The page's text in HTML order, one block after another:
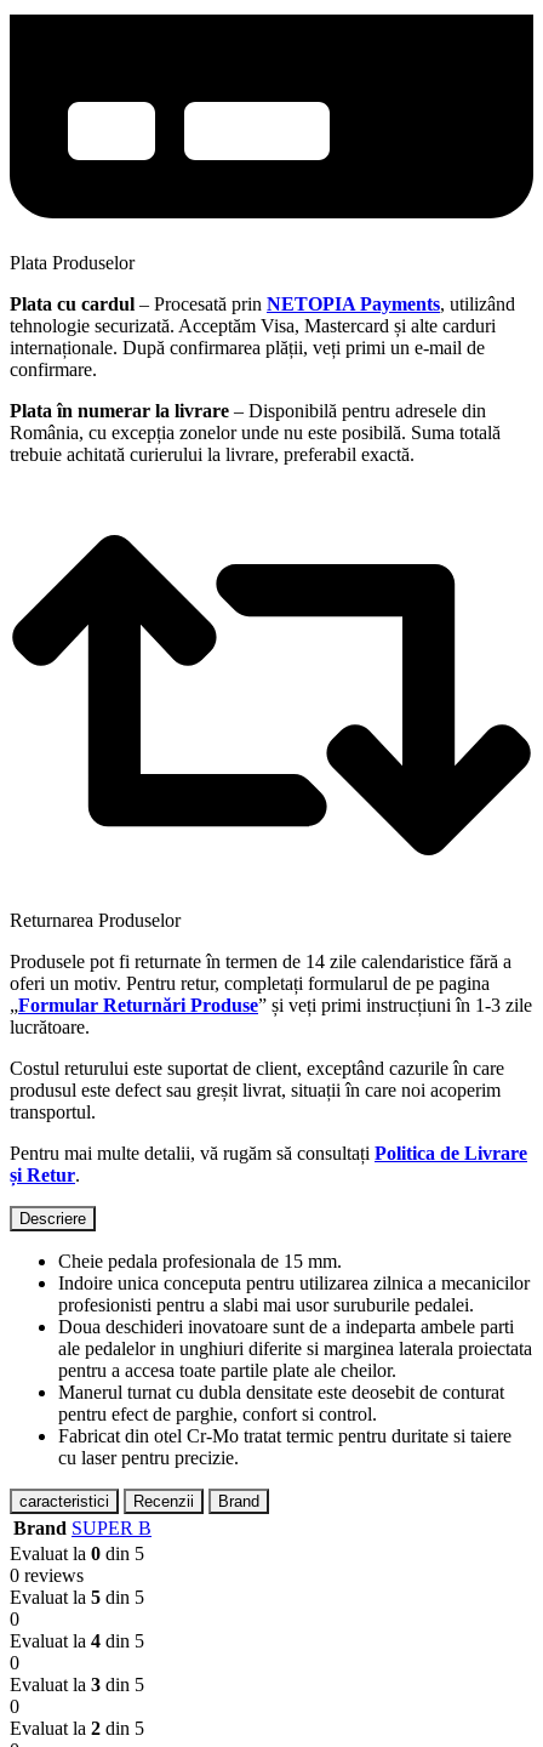
Plata Produselor
Plata cu cardul – Procesată prin NETOPIA Payments, utilizând
tehnologie securizată. Acceptăm Visa, Mastercard și alte carduri
internaționale. După confirmarea plății, veți primi un e-mail de
confirmare.
Plata în numerar la livrare – Disponibilă pentru adresele din
România, cu excepția zonelor unde nu este posibilă. Suma totală
trebuie achitată curierului la livrare, preferabil exactă.
Returnarea Produselor
Produsele pot fi returnate în termen de 14 zile calendaristice fără a
oferi un motiv. Pentru retur, completați formularul de pe pagina
„Formular Returnări Produse” și veți primi instrucțiuni în 1-3 zile
lucrătoare.
Costul returului este suportat de client, exceptând cazurile în care
produsul este defect sau greșit livrat, situații în care noi acoperim
transportul.
Pentru mai multe detalii, vă rugăm să consultați Politica de Livrare
și Retur.
Descriere
Cheie pedala profesionala de 15 mm.
Indoire unica conceputa pentru utilizarea zilnica a mecanicilor
profesionisti pentru a slabi mai usor suruburile pedalei.
Doua deschideri inovatoare sunt de a indeparta ambele parti
ale pedalelor in unghiuri diferite si marginea laterala proiectata
pentru a accesa toate partile plate ale cheilor.
Manerul turnat cu dubla densitate este deosebit de conturat
pentru efect de parghie, confort si control.
Fabricat din otel Cr-Mo tratat termic pentru duritate si taiere
cu laser pentru precizie.
caracteristici Recenzii Brand
Brand SUPER B
Evaluat la 0 din 5
0 reviews
Evaluat la 5 din 5
0
Evaluat la 4 din 5
0
Evaluat la 3 din 5
0
Evaluat la 2 din 5